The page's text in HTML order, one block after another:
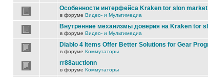
Особенности интерфейса Kraken tor slon market
в форуме Видео- и Мультимедиа
Внутренние механизмы доверия на Kraken tor
в форуме Видео- и Мультимедиа
Diablo 4 Items Offer Better Solutions for Gear
в форуме Коммутаторы
rr88auctionn
в форуме Коммутаторы